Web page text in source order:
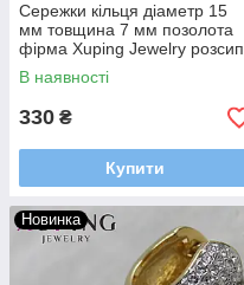
Сережки кільця діаметр 15
мм товщина 7 мм позолота
фірма Xuping Jewelry розсип
сріблястих каменів
В наявності
330 ₴
Купити
Новинка